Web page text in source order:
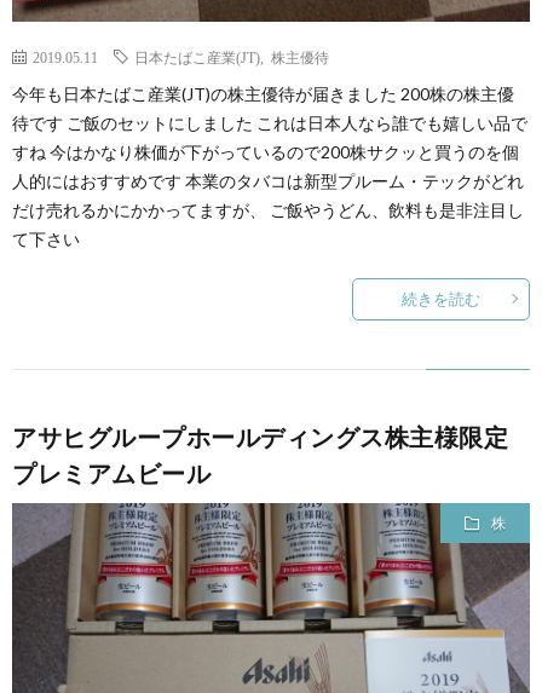
2019.05.11 日本たばこ産業(JT) 株主優待
今年も日本たばこ産業(JT)の株主優待が届きました 200株の株主優
待です ご飯のセットにしました これは日本人なら誰でも嬉しい品で
すね 今はかなり株価が下がっているので200株サクッと買うのを個
人的にはおすすめです 本業のタバコは新型プルーム・テックがどれ
だけ売れるかにかかってますが、 ご飯やうどん、飲料も是非注目し
て下さい
続きを読む
アサヒグループホールディングス株主様限定
プレミアムビール
株